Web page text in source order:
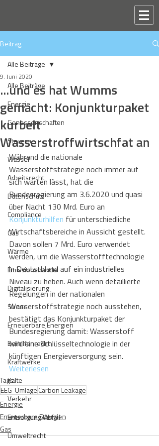
Beitrag
Alle Beiträge
Energie
Genossenschaften
Steuern
Wasser
Arbeitsrecht
Datenschutz
Compliance
Gas
Wärme
Emissionshandel
Digitalisierung
Strom
Erneuerbare Energien
Beihilfenrecht
Kraftwerke
Kälte
Verkehr
Entsorgung/Abfall
Umweltrecht
Alle Beiträge
...und es hat Wumms
gemacht: Konjunkturpaket
kurbelt
Wasserstroffwirtschfat an
9. Juni 2020
Während die nationale
Wasserstoffstrategie noch immer auf
sich warten lässt, hat die
Bundesregierung am 3.6.2020 und quasi
über Nacht 130 Mrd. Euro an
Konjunkturhilfen für unterschiedliche
Wirtschaftsbereiche in Aussicht gestellt.
Davon sollen 7 Mrd. Euro verwendet
werden, um die Wasserstofftechnologie
in Deutschland auf ein industrielles
Niveau zu heben. Auch wenn detaillierte
Regelungen in der nationalen
Wasserstoffstrategie noch ausstehen,
bestätigt das Konjunkturpaket der
Bundesregierung damit: Wasserstoff
wird eine Schlüsseltechnologie in der
künftigen Energieversorgung sein.
Weiterlesen
Tags:
EEG-UmlageCarbon Leakage
Energie
Erneuerbare Energien
Gas